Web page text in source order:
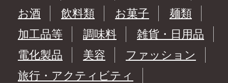
お酒
飲料類 お菓子
麺類
加工品等
調味料
雑貨・日用品
電化製品
美容
ファッション
旅行・アクティビティ